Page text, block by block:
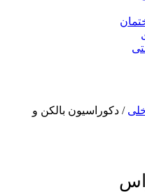
/ دکوراسیون بالکن و